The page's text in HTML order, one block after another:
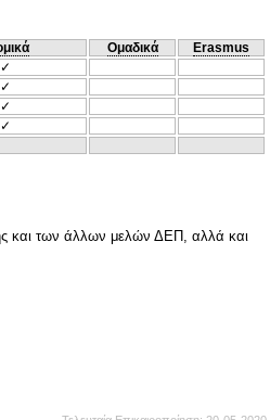
Ομαδικά
Erasmus
✓
✓
✓
✓
και των άλλων μελών ΔΕΠ, αλλά και